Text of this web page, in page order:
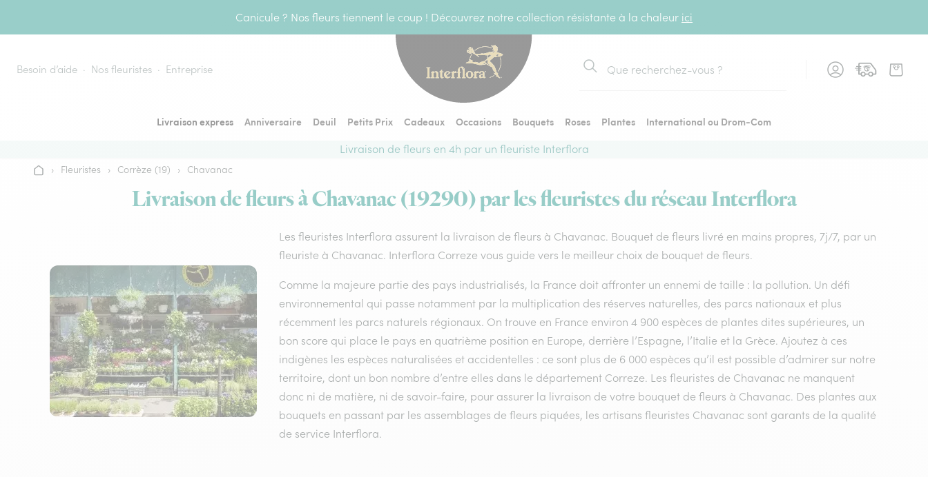
Canicule ? Nos fleurs tiennent le coup ! Découvrez notre collection résistante à la chaleur ici
Besoin d’aide Nos fleuristes Entreprise
Rechercher
Livraison express Anniversaire Deuil Petits Prix Cadeaux Occasions Bouquets Roses Plantes
International ou Drom-Com
Livraison de fleurs en 4h par un fleuriste Interflora
Accueil
› Fleuristes › Corrèze (19) › Chavanac
Livraison de fleurs à Chavanac (19290) par les fleuristes du réseau Interflora
Les fleuristes Interflora assurent la livraison de fleurs à Chavanac. Bouquet de fleurs livré en mains propres, 7j/7, par un
fleuriste à Chavanac. Interflora Correze vous guide vers le meilleur choix de bouquet de fleurs.
Comme la majeure partie des pays industrialisés, la France doit affronter un ennemi de taille : la pollution. Un défi
environnemental qui passe notamment par la multiplication des réserves naturelles, des parcs nationaux et plus
récemment les parcs naturels régionaux. On trouve en France environ 4 900 espèces de plantes dites supérieures, un
bon score qui place le pays en quatrième position en Europe, derrière l’Espagne, l’Italie et la Grèce. Ajoutez à ces
indigènes les espèces naturalisées et accidentelles : ce sont plus de 6 000 espèces qu’il est possible d’admirer sur notre
territoire, dont un bon nombre d’entre elles dans le département Correze. Les fleuristes de Chavanac ne manquent
donc ni de matière, ni de savoir-faire, pour assurer la livraison de votre bouquet de fleurs à Chavanac. Des plantes aux
bouquets en passant par les assemblages de fleurs piquées, les artisans fleuristes Chavanac sont garants de la qualité
de service Interflora.